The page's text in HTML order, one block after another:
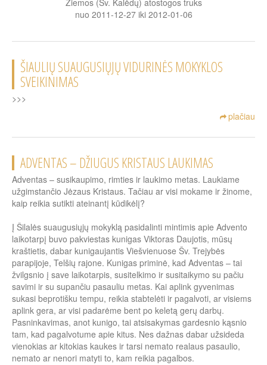
Žiemos (Šv. Kalėdų) atostogos truks
nuo 2011-12-27 iki 2012-01-06
ŠIAULIŲ SUAUGUSIŲJŲ VIDURINĖS MOKYKLOS
SVEIKINIMAS
>>>
plačiau
ADVENTAS – DŽIUGUS KRISTAUS LAUKIMAS
Adventas – susikaupimo, rimties ir laukimo metas. Laukiame
užgimstančio Jėzaus Kristaus. Tačiau ar visi mokame ir žinome,
kaip reikia sutikti ateinantį kūdikėlį?
Į Šilalės suaugusiųjų mokyklą pasidalinti mintimis apie Advento
laikotarpį buvo pakviestas kunigas Viktoras Daujotis, mūsų
kraštietis, dabar kunigaujantis Viešvienuose Šv. Trejybės
parapijoje, Telšių rajone. Kunigas priminė, kad Adventas – tai
žvilgsnio į save laikotarpis, susitelkimo ir susitaikymo su pačiu
savimi ir su supančiu pasauliu metas. Kai aplink gyvenimas
sukasi beprotišku tempu, reikia stabtelėti ir pagalvoti, ar visiems
aplink gera, ar visi padarėme bent po keletą gerų darbų.
Pasninkavimas, anot kunigo, tai atsisakymas gardesnio kąsnio
tam, kad pagalvotume apie kitus. Nes dažnas dabar užsideda
vienokias ar kitokias kaukes ir tarsi nemato realaus pasaulio,
nemato ar nenori matyti to, kam reikia pagalbos.